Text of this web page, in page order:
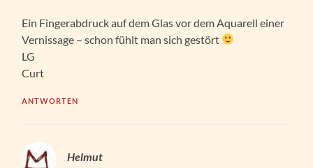
Ein Fingerabdruck auf dem Glas vor dem Aquarell einer
Vernissage – schon fühlt man sich gestört
LG
Curt
ANTWORTEN
Helmut